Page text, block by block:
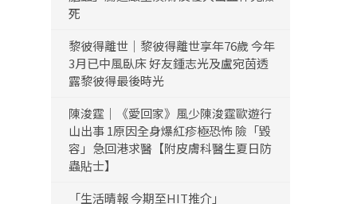
死
黎彼得離世｜黎彼得離世享年76歲 今年
3月已中風臥床 好友鍾志光及盧宛茵透
露黎彼得最後時光
陳浚霆｜《愛回家》風少陳浚霆歐遊行
山出事 1原因全身爆紅疹極恐怖 險「毀
容」急回港求醫【附皮膚科醫生夏日防
蟲貼士】
「生活晴報 今期至HIT推介」